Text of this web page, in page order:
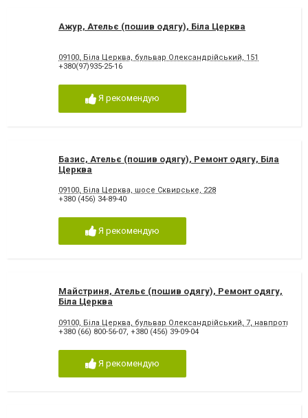
Ажур, Ательє (пошив одягу), Біла Церква
09100, Біла Церква, бульвар Олександрійський, 151
+380(97)935-25-16
Я рекомендую
Базис, Ательє (пошив одягу), Ремонт одягу, Біла
Церква
09100, Біла Церква, шосе Сквирське, 228
+380 (456) 34-89-40
Я рекомендую
Майстриня, Ательє (пошив одягу), Ремонт одягу,
Біла Церква
09100, Біла Церква, бульвар Олександрійський, 7, навпроти
+380 (66) 800-56-07 +380 (456) 39-09-04
Я рекомендую